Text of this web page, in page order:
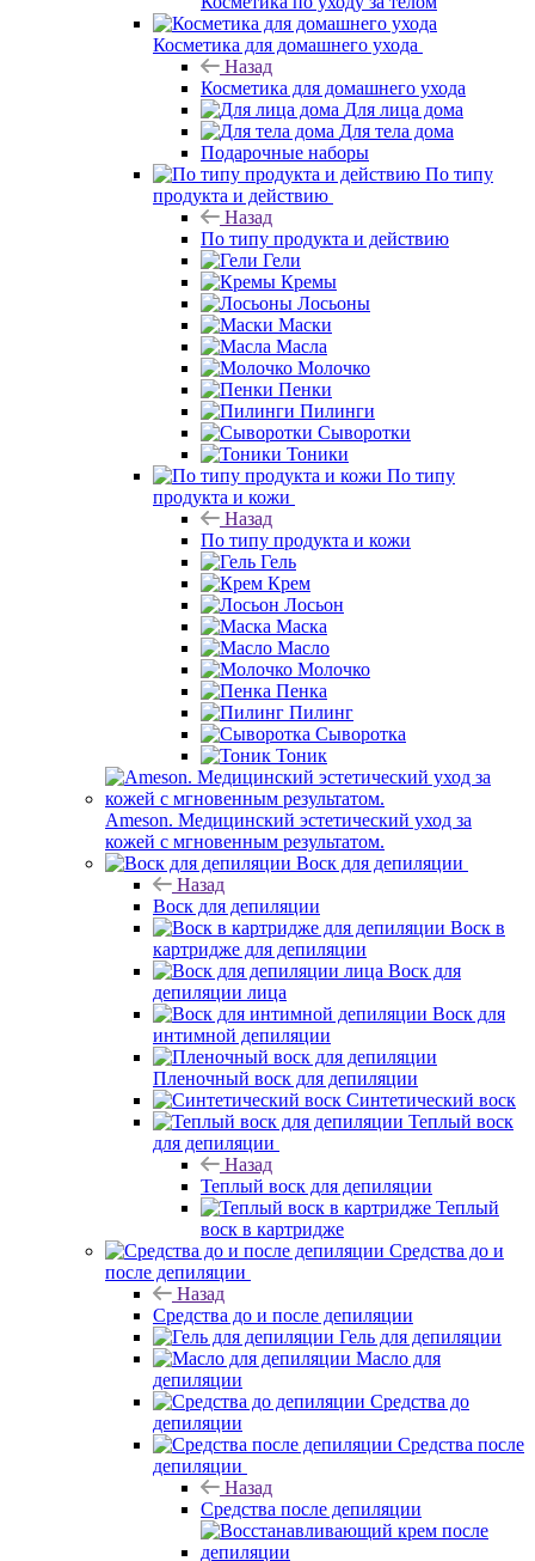
Косметика для домашнего ухода
Назад
Косметика для домашнего ухода
Для лица дома
Для тела дома
Подарочные наборы
По типу
продукта и действию
Назад
По типу продукта и действию
Гели
Кремы
Лосьоны
Маски
Масла
Молочко
Пенки
Пилинги
Сыворотки
Тоники
По типу
продукта и кожи
Назад
По типу продукта и кожи
Гель
Крем
Лосьон
Маска
Масло
Молочко
Пенка
Пилинг
Сыворотка
Тоник
Ameson. Медицинский эстетический уход за
кожей с мгновенным результатом.
Воск для депиляции
Назад
Воск для депиляции
Воск в
картридже для депиляции
Воск для
депиляции лица
Воск для
интимной депиляции
Пленочный воск для депиляции
Синтетический воск
Теплый воск
для депиляции
Назад
Теплый воск для депиляции
Теплый
воск в картридже
Средства до и
после депиляции
Назад
Средства до и после депиляции
Гель для депиляции
Масло для
депиляции
Средства до
депиляции
Средства после
депиляции
Назад
Средства после депиляции